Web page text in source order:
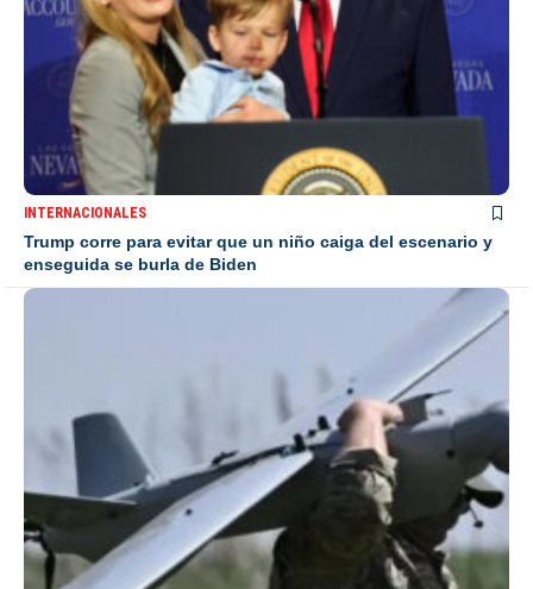
INTERNACIONALES
Trump corre para evitar que un niño caiga del escenario y
enseguida se burla de Biden